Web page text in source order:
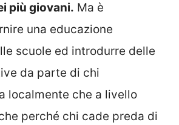
più giovani. Ma è
una educazione
scuole ed introdurre delle
da parte di chi
localmente che a livello
perché chi cade preda di